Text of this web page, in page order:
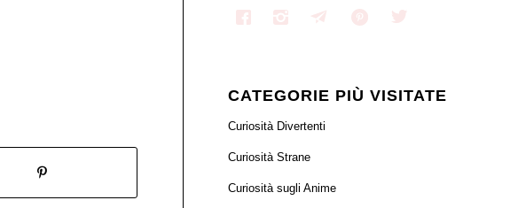
CATEGORIE PIÙ VISITATE
Curiosità Divertenti
Curiosità Strane
Curiosità sugli Anime